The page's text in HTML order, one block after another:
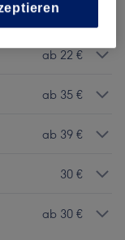
ab 38 €
ab 22 €
ab 35 €
ab 39 €
30 €
ab 30 €